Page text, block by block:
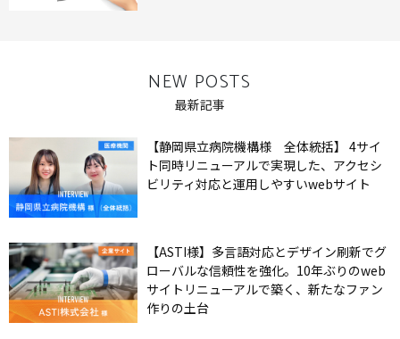
NEW POSTS
最新記事
【静岡県立病院機構様 全体統括】 4サイ
ト同時リニューアルで実現した、アクセシ
ビリティ対応と運用しやすいwebサイト
【ASTI様】多言語対応とデザイン刷新でグ
ローバルな信頼性を強化。10年ぶりのweb
サイトリニューアルで築く、新たなファン
作りの土台